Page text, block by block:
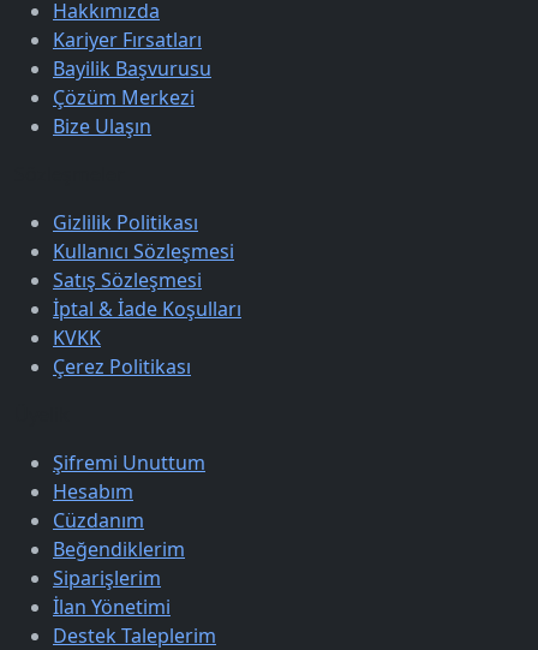
Hakkımızda
Kariyer Fırsatları
Bayilik Başvurusu
Çözüm Merkezi
Bize Ulaşın
Gizlilik Politikası
Kullanıcı Sözleşmesi
Satış Sözleşmesi
İptal & İade Koşulları
KVKK
Çerez Politikası
Şifremi Unuttum
Hesabım
Cüzdanım
Beğendiklerim
Siparişlerim
İlan Yönetimi
Destek Taleplerim